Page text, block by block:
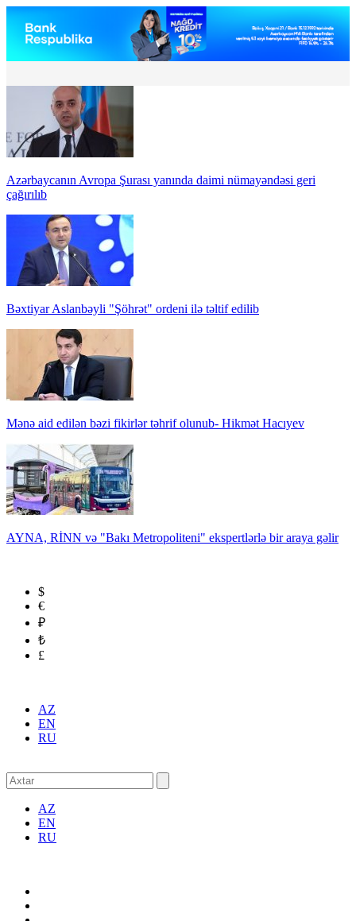
Azərbaycanın Avropa Şurası yanında daimi nümayəndəsi geri
çağırılıb
Bəxtiyar Aslanbəyli "Şöhrət" ordeni ilə təltif edilib
Mənə aid edilən bəzi fikirlər təhrif olunub- Hikmət Hacıyev
AYNA, RİNN və "Bakı Metropoliteni" ekspertlərlə bir araya gəlir
$
€
₽
₺
£
AZ
EN
RU
AZ
EN
RU